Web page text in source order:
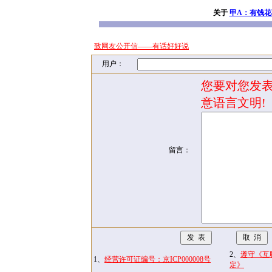
关于 甲A：有钱
致网友公开信——有话好好说
用户：
留言：
您要对您发
意语言文明!
1、 经营许可证编号：京ICP000008号
2、 遵守《互
定》